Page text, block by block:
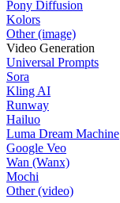
Pony Diffusion
Kolors
Other (image)
Video Generation
Universal Prompts
Sora
Kling AI
Runway
Hailuo
Luma Dream Machine
Google Veo
Wan (Wanx)
Mochi
Other (video)